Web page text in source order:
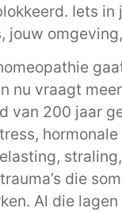
Iets in
jouw
nu vraagt
van 200 jaar
die
Al die lagen